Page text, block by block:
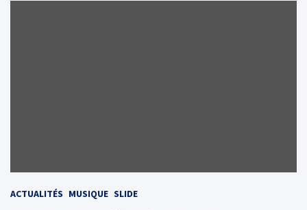
ACTUALITÉS MUSIQUE SLIDE